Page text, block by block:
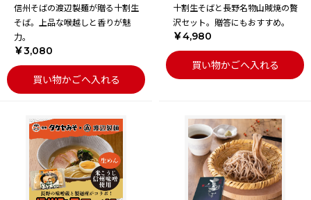
信州そばの渡辺製麺が贈る十割生
そば。上品な喉越しと香りが魅
力。
￥3,080
買い物かごへ入れる
十割生そばと長野名物山賊焼の贅
沢セット。贈答にもおすすめ。
￥4,980
買い物かごへ入れる